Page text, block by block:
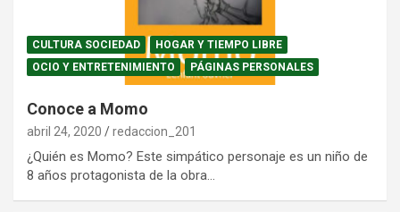
CULTURA SOCIEDAD
HOGAR Y TIEMPO LIBRE
OCIO Y ENTRETENIMIENTO
PÁGINAS PERSONALES
Conoce a Momo
abril 24, 2020 redaccion_201
¿Quién es Momo? Este simpático personaje es un niño de
8 años protagonista de la obra…